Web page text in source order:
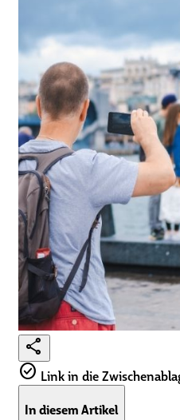
share
check_circle Link in die
In diesem Artikel